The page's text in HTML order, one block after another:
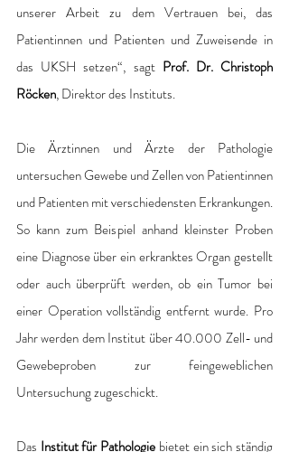
unserer Arbeit zu dem Vertrauen bei, das
Patientinnen und Patienten und Zuweisende in
das UKSH setzen“, sagt Prof. Dr. Christoph
Röcken, Direktor des Instituts.
Die Ärztinnen und Ärzte der Pathologie
untersuchen Gewebe und Zellen von Patientinnen
und Patienten mit verschiedensten Erkrankungen.
So kann zum Beispiel anhand kleinster Proben
eine Diagnose über ein erkranktes Organ gestellt
oder auch überprüft werden, ob ein Tumor bei
einer Operation vollständig entfernt wurde. Pro
Jahr werden dem Institut über 40.000 Zell- und
Gewebeproben zur feingeweblichen
Untersuchung zugeschickt.
Das Institut für Pathologie bietet ein sich ständig